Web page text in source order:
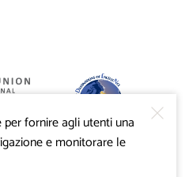
dalla
di sviluppo
fornire agli utenti una
e monitorare le